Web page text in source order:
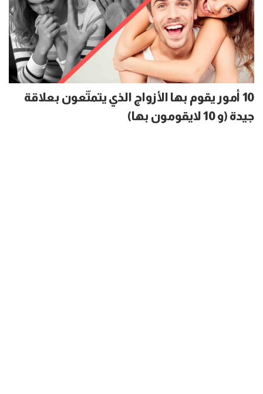
10 أمور يقوم بها الأزواج الذي يتمتّعون بعلاقة
جيدة (و 10 لايقومون بها)